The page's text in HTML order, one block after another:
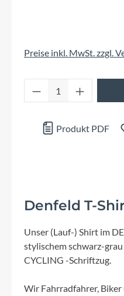
Preise inkl. MwSt. zzgl.
Produkt Anzahl:
Produkt PDF
Denfeld T-
Unser (Lauf-) Shirt im
stylischem schwarz-
CYCLING -Schriftzug.
Wir Fahrradfahrer,